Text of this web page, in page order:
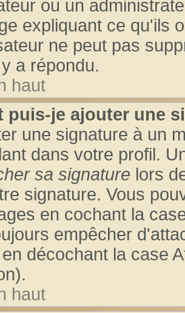
ou un
expliquant ce qu'ils
ne peut pas
a répondu.
haut
puis-je ajouter une
une signature à un
dans votre profil.
sa signature lors
signature. Vous
en cochant la
empêcher
décochant la case
haut